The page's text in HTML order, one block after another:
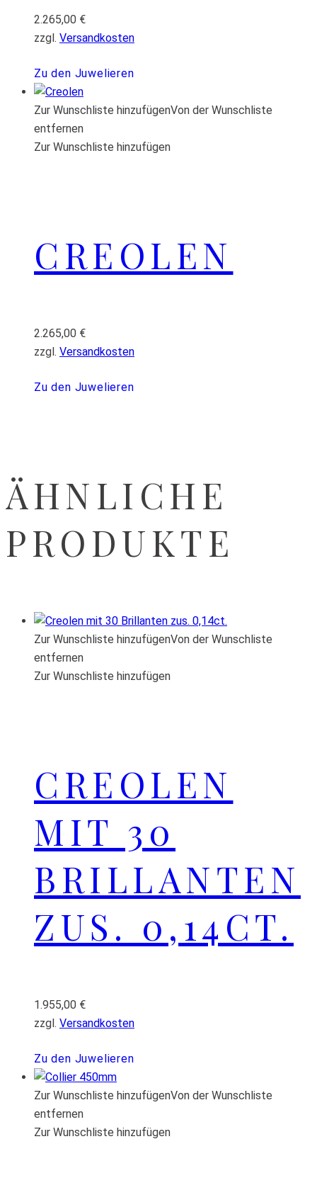
2.265,00 €
zzgl. Versandkosten
Zu den Juwelieren
Zur Wunschliste hinzufügenVon der Wunschliste
entfernen
Zur Wunschliste hinzufügen
CREOLEN
2.265,00 €
zzgl. Versandkosten
Zu den Juwelieren
ÄHNLICHE
PRODUKTE
Zur Wunschliste hinzufügenVon der Wunschliste
entfernen
Zur Wunschliste hinzufügen
CREOLEN
MIT 30
BRILLANTEN
ZUS. 0,14CT.
1.955,00 €
zzgl. Versandkosten
Zu den Juwelieren
Zur Wunschliste hinzufügenVon der Wunschliste
entfernen
Zur Wunschliste hinzufügen